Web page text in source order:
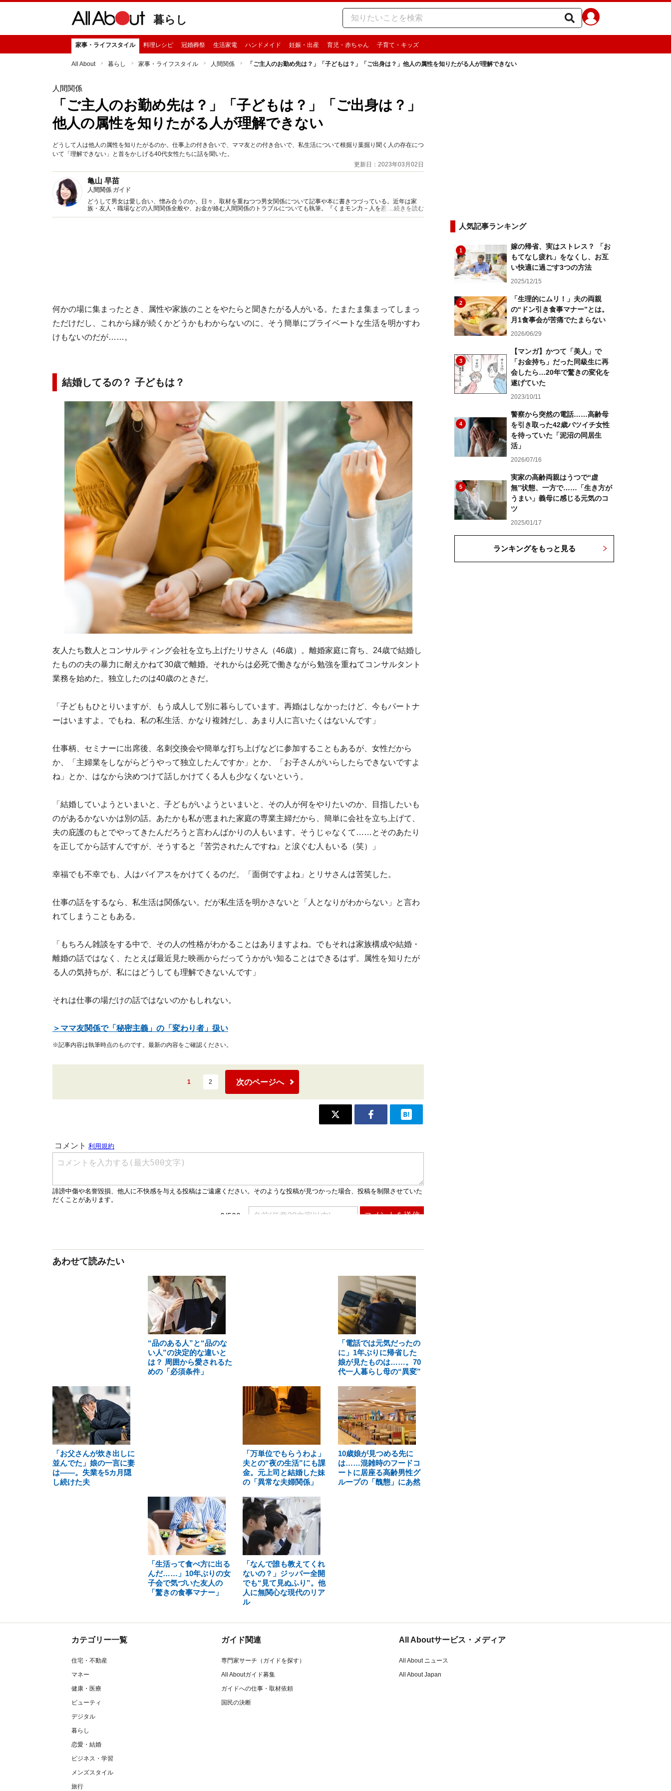
暮らし
家事・ライフスタイル 料理レシピ 冠婚葬祭 生活家電 ハンドメイド 妊娠・出産 育児・赤ちゃん 子育て・キッズ
All About 暮らし 家事・ライフスタイル 人間関係 「ご主人のお勤め先は？」「子どもは？」「ご出身は？」他人の属性を知りたがる人が理解できない
人間関係
「ご主人のお勤め先は？」「子どもは？」「ご出身は？」
他人の属性を知りたがる人が理解できない
どうして人は他人の属性を知りたがるのか。仕事上の付き合いで、ママ友との付き合いで、私生活について根掘り葉掘り聞く人の存在につ
いて「理解できない」と首をかしげる40代女性たちに話を聞いた。
更新日：2023年03月02日
亀山 早苗
人間関係 ガイド
どうして男女は愛し合い、憎み合うのか。日々、取材を重ねつつ男女関係について記事や本に書きつづっている。近年は家
族・友人・職場などの人間関係全般や、お金が絡む人間関係のトラブルについても執筆。『くまモン力－人を惹きつける愛と
魅力の秘密』など著書多数。
...続きを読む
何かの場に集まったとき、属性や家族のことをやたらと聞きたがる人がいる。たまたま集まってしまっ
ただけだし、これから縁が続くかどうかもわからないのに、そう簡単にプライベートな生活を明かすわ
けもないのだが……。
結婚してるの？ 子どもは？
友人たち数人とコンサルティング会社を立ち上げたリサさん（46歳）。離婚家庭に育ち、24歳で結婚し
たものの夫の暴力に耐えかねて30歳で離婚。それからは必死で働きながら勉強を重ねてコンサルタント
業務を始めた。独立したのは40歳のときだ。
「子どももひとりいますが、もう成人して別に暮らしています。再婚はしなかったけど、今もパートナ
ーはいますよ。でもね、私の私生活、かなり複雑だし、あまり人に言いたくはないんです」
仕事柄、セミナーに出席後、名刺交換会や簡単な打ち上げなどに参加することもあるが、女性だから
か、「主婦業をしながらどうやって独立したんですか」とか、「お子さんがいらしたらできないですよ
ね」とか、はなから決めつけて話しかけてくる人も少なくないという。
「結婚していようといまいと、子どもがいようといまいと、その人が何をやりたいのか、目指したいも
のがあるかないかは別の話。あたかも私が恵まれた家庭の専業主婦だから、簡単に会社を立ち上げて、
夫の庇護のもとでやってきたんだろうと言わんばかりの人もいます。そうじゃなくて……とそのあたり
を正してから話すんですが、そうすると『苦労されたんですね』と涙ぐむ人もいる（笑）」
幸福でも不幸でも、人はバイアスをかけてくるのだ。「面倒ですよね」とリサさんは苦笑した。
仕事の話をするなら、私生活は関係ない。だが私生活を明かさないと「人となりがわからない」と言わ
れてしまうこともある。
「もちろん雑談をする中で、その人の性格がわかることはありますよね。でもそれは家族構成や結婚・
離婚の話ではなく、たとえば最近見た映画からだってうかがい知ることはできるはず。属性を知りたが
る人の気持ちが、私にはどうしても理解できないんです」
それは仕事の場だけの話ではないのかもしれない。
＞ママ友関係で「秘密主義」の「変わり者」扱い
※記事内容は執筆時点のものです。最新の内容をご確認ください。
1 2 次のページへ
あわせて読みたい
“品のある人”と“品のな
い人”の決定的な違いと
は？ 周囲から愛されるた
めの「必須条件」
「電話では元気だったの
に」1年ぶりに帰省した
娘が見たものは……。70
代一人暮らし母の“異変”
「お父さんが炊き出しに
並んでた」娘の一言に妻
は――。失業を5カ月隠
し続けた夫
「万単位でもらうわよ」
夫との“夜の生活”にも課
金。元上司と結婚した妹
の「異常な夫婦関係」
10歳娘が見つめる先に
は……混雑時のフードコ
ートに居座る高齢男性グ
ループの「醜態」にあ然
「生活って食べ方に出る
んだ……」10年ぶりの女
子会で気づいた友人の
「驚きの食事マナー」
「なんで誰も教えてくれ
ないの？」ジッパー全開
でも“見て見ぬふり”。他
人に無関心な現代のリア
ル
人気記事ランキング
1
嫁の帰省、実はストレス？ 「お
もてなし疲れ」をなくし、お互
い快適に過ごす3つの方法
2025/12/15
2
「生理的にムリ！」夫の両親
の“ドン引き食事マナー”とは。
月1食事会が苦痛でたまらない
2026/06/29
3
【マンガ】かつて「美人」で
「お金持ち」だった同級生に再
会したら…20年で驚きの変化を
遂げていた
2023/10/11
4
警察から突然の電話……高齢母
を引き取った42歳バツイチ女性
を待っていた「泥沼の同居生
活」
2026/07/16
5
実家の高齢両親はうつで“虚
無”状態、一方で……「生き方が
うまい」義母に感じる元気のコ
ツ
2025/01/17
ランキングをもっと見る
カテゴリー一覧
住宅・不動産
マネー
健康・医療
ビューティ
デジタル
暮らし
恋愛・結婚
ビジネス・学習
メンズスタイル
旅行
ガイド関連
専門家サーチ（ガイドを探す）
All Aboutガイド募集
ガイドへの仕事・取材依頼
国民の決断
All Aboutサービス・メディア
All About ニュース
All About Japan